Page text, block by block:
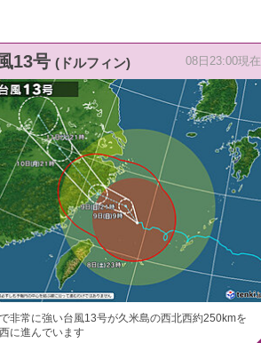
13号 (ドルフィン) 08日23:00現在
非常に強い台風13号が久米島の西北西約250kmを
に進んでいます